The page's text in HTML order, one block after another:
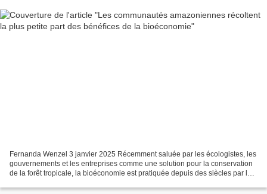
Fernanda Wenzel 3 janvier 2025 Récemment saluée par les écologistes, les
gouvernements et les entreprises comme une solution pour la conservation
de la forêt tropicale, la bioéconomie est pratiquée depuis des siècles par les